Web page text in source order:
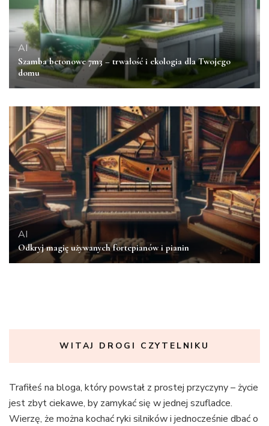
AI
Szamba betonowe 7m3 – trwałość i ekologia dla Twojego
domu
AI
Odkryj magię używanych fortepianów i pianin
WITAJ DROGI CZYTELNIKU
Trafiłeś na bloga, który powstał z prostej przyczyny – życie
jest zbyt ciekawe, by zamykać się w jednej szufladce.
Wierzę, że można kochać ryki silników i jednocześnie dbać o